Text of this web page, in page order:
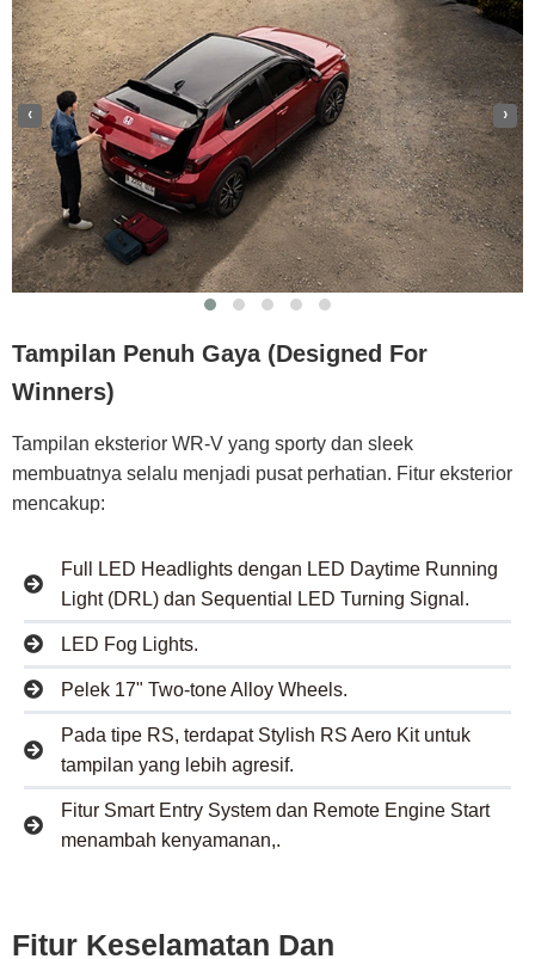
‹ ›
Tampilan Penuh Gaya (Designed For
Winners)
Tampilan eksterior WR-V yang sporty dan sleek
membuatnya selalu menjadi pusat perhatian. Fitur eksterior
mencakup:
Full LED Headlights dengan LED Daytime Running
Light (DRL) dan Sequential LED Turning Signal.
LED Fog Lights.
Pelek 17" Two-tone Alloy Wheels.
Pada tipe RS, terdapat Stylish RS Aero Kit untuk
tampilan yang lebih agresif.
Fitur Smart Entry System dan Remote Engine Start
menambah kenyamanan,.
Fitur Keselamatan Dan